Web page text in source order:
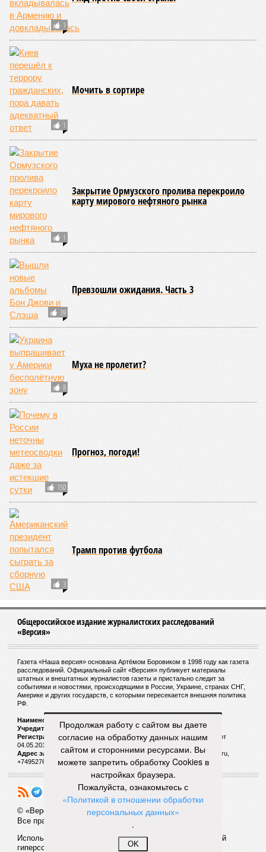
13
1
Мочить в сортире
Закрытие Ормузского пролива перекроило
8
150
Прогноз, погоди!
3
Трамп против футбола
Общероссийское издание журналистских расследований
«Версия»
Газета «Наша версия» основана Артёмом Боровиком в 1998 году как газета
расследований. Официальный сайт «Версия» публикует материалы
штатных и внештатных журналистов газеты и пристально следит за
событиями и новостями, происходящими в России, Украине, странах СНГ,
Америке и других государств, с которыми пересекается внешняя политика
РФ.
Наименование:
Регистрационный номер Роскомнадзора:
ЭЛ № ФС 77 - 72681 от
04.05.2018 г.
Продолжая работу с сайтом вы даете
согласие на обработку данных нашим
сайтом и сторонними ресурсами. Вы
можете запретить обработку Cookies в
настройках браузера.
Пожалуйста, ознакомьтесь с
«Политикой в отношении обработки
персональных данных»
.
OK